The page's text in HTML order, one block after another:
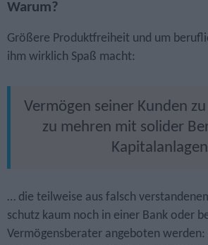
Warum?
Größere Produktfreiheit und um
ihm wirklich Spaß macht:
Vermögen seiner Kunden
zu mehren mit solider
Kapitalanlagen
… die teilweise aus falsch
schutz kaum noch in einer Bank oder
Vermögens­berater angeboten werden: